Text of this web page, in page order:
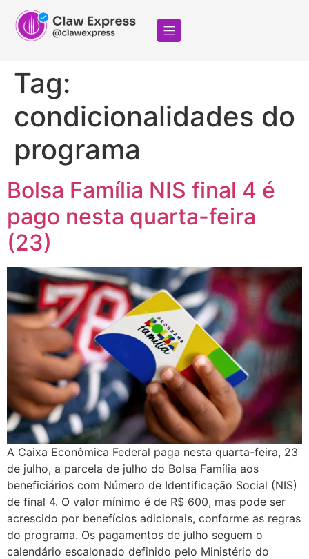
Tag:
condicionalidades do
programa
Bolsa Família NIS final 4 é
pago nesta quarta-feira
(23)
A Caixa Econômica Federal paga nesta quarta-feira, 23
de julho, a parcela de julho do Bolsa Família aos
beneficiários com Número de Identificação Social (NIS)
de final 4. O valor mínimo é de R$ 600, mas pode ser
acrescido por benefícios adicionais, conforme as regras
do programa. Os pagamentos de julho seguem o
calendário escalonado definido pelo Ministério do